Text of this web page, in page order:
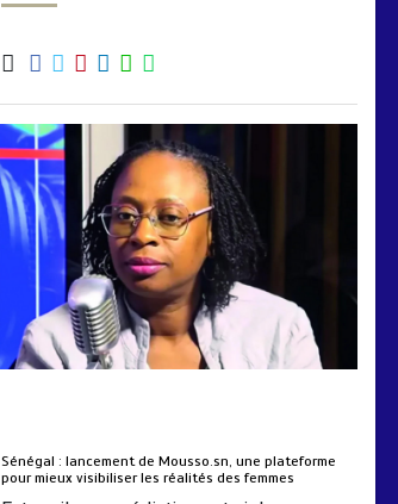
Sénégal : lancement de Mousso.sn, une plateforme
pour mieux visibiliser les réalités des femmes